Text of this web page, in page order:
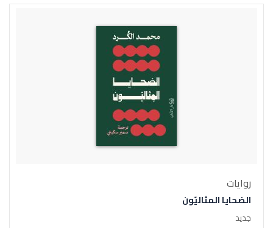
روايات
الضحايا المثاليّون
جديد